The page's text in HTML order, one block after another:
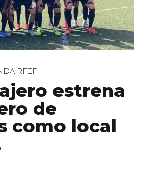
RFEF
estrena
de
como local